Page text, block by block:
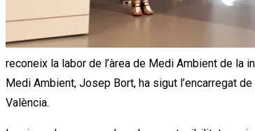
reconeix la labor de l’àrea de Medi Ambient de
Medi Ambient, Josep Bort, ha sigut l’encarregat
València.